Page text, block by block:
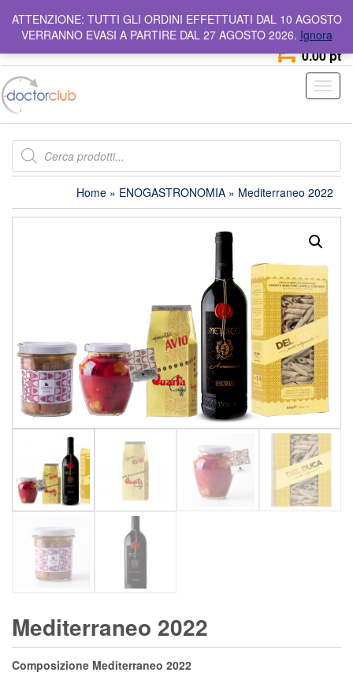
content
info@doctorclub.it Numero Verde 800 642 044
0
0.00 pt
Products
search
Home » ENOGASTRONOMIA » Mediterraneo 2022
Mediterraneo 2022
Composizione Mediterraneo 2022
ATTENZIONE: TUTTI GLI ORDINI EFFETTUATI DAL 10 AGOSTO
VERRANNO EVASI A PARTIRE DAL 27 AGOSTO 2026. Ignora